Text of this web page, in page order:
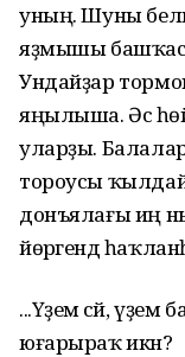
уның. Шуны
яҙмышы
Ундайҙар
яңылыша. Әсә
уларҙы.
тороусы
донъялағы иң
йөрәгендә
...Үҙем әсәй,
юғарыраҡ икән?